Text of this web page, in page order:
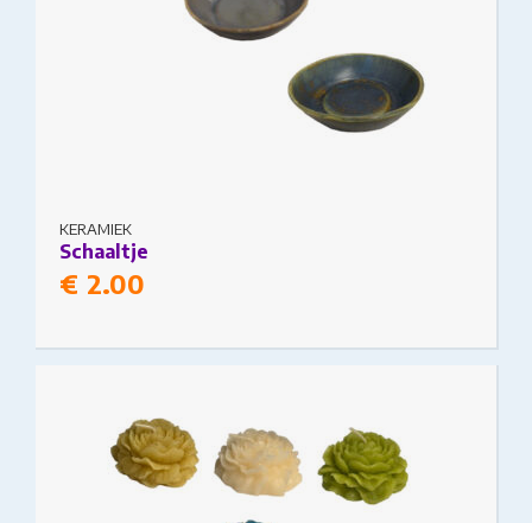
KERAMIEK
Schaaltje
€ 2.00
may be chosen on the product page